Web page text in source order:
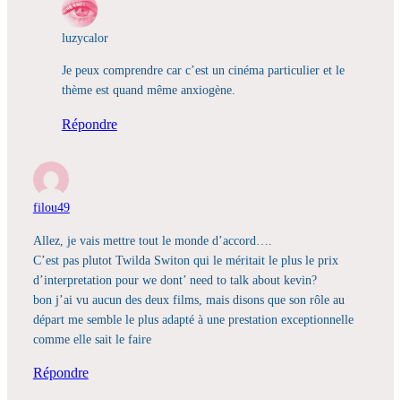
luzycalor
Je peux comprendre car c’est un cinéma particulier et le
thème est quand même anxiogène.
Répondre
filou49
Allez, je vais mettre tout le monde d’accord….
C’est pas plutot Twilda Switon qui le méritait le plus le prix
d’interpretation pour we dont’ need to talk about kevin?
bon j’ai vu aucun des deux films, mais disons que son rôle au
départ me semble le plus adapté à une prestation exceptionnelle
comme elle sait le faire
Répondre